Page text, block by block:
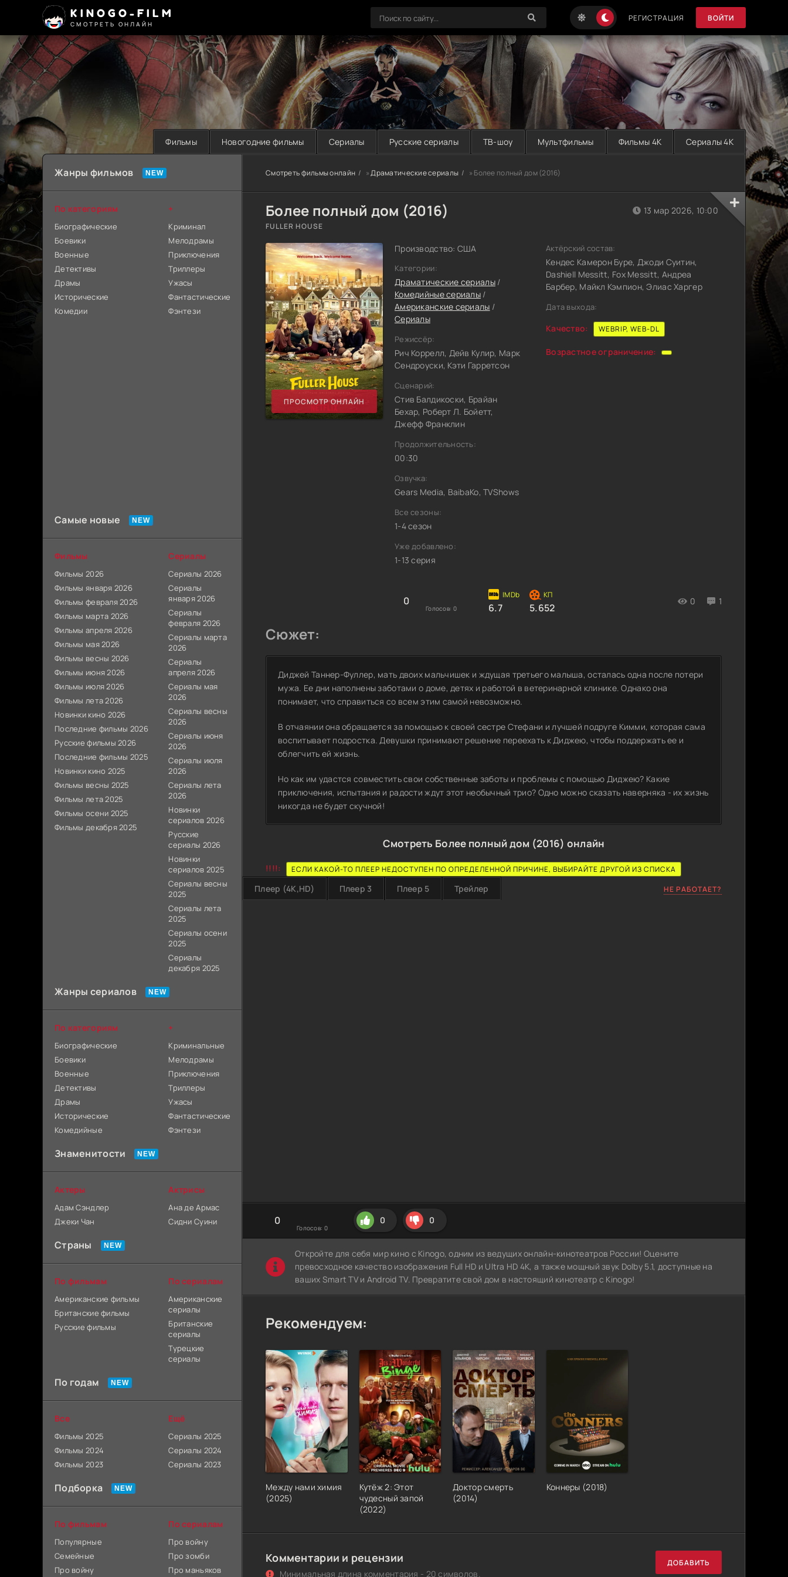
KINOGO-FILM
СМОТРЕТЬ ОНЛАЙН
РЕГИСТРАЦИЯ ВОЙТИ
Фильмы Новогодние фильмы Сериалы Русские сериалы ТВ-шоу Мультфильмы Фильмы 4K Сериалы 4K
Смотреть фильмы онлайн »Драматические сериалы » Более полный дом (2016)
Более полный дом (2016)
FULLER HOUSE
ПРОСМОТР ОНЛАЙН
Производство: США
Категории:
Драматические сериалы/
Комедийные сериалы /
Американские сериалы /
Сериалы
Режиссёр:
Рич Коррелл, Дейв Кулир, Марк
Сендроуски, Кэти Гарретсон
Сценарий:
Стив Балдикоски, Брайан
Бехар, Роберт Л. Бойетт,
Джефф Франклин
Продолжительность:
00:30
Озвучка:
Gears Media, BaibaKo, TVShows
Все сезоны:
1-4 сезон
Уже добавлено:
1-13 серия
0
Голосов: 0 6.7 5.652
0 1
13 мар 2026, 10:00
Актёрский состав:
Кендес Камерон Буре, Джоди Суитин,
Dashiell Messitt, Fox Messitt, Андреа
Барбер, Майкл Кэмпион, Элиас Харгер
Дата выхода:
Качество: WEBRIP, WEB-DL
Возрастное ограничение:
Сюжет:
Диджей Таннер-Фуллер, мать двоих мальчишек и ждущая третьего малыша, осталась одна после потери
мужа. Ее дни наполнены заботами о доме, детях и работой в ветеринарной клинике. Однако она
понимает, что справиться со всем этим самой невозможно.
В отчаянии она обращается за помощью к своей сестре Стефани и лучшей подруге Кимми, которая сама
воспитывает подростка. Девушки принимают решение переехать к Диджею, чтобы поддержать ее и
облегчить ей жизнь.
Но как им удастся совместить свои собственные заботы и проблемы с помощью Диджею? Какие
приключения, испытания и радости ждут этот необычный трио? Одно можно сказать наверняка - их жизнь
никогда не будет скучной!
Смотреть Более полный дом (2016) онлайн
!!!!: ЕСЛИ КАКОЙ-ТО ПЛЕЕР НЕДОСТУПЕН ПО ОПРЕДЕЛЕННОЙ ПРИЧИНЕ, ВЫБИРАЙТЕ ДРУГОЙ ИЗ СПИСКА
Плеер (4K,HD) Плеер 3 Плеер 5 Трейлер НЕ РАБОТАЕТ?
0
Голосов: 0
0 0
Откройте для себя мир кино с Kinogo, одним из ведущих онлайн-кинотеатров России! Оцените
превосходное качество изображения Full HD и Ultra HD 4K, а также мощный звук Dolby 5.1, доступные на
ваших Smart TV и Android TV. Превратите свой дом в настоящий кинотеатр с Kinogo!
Рекомендуем:
Между нами химия
(2025)
Кутёж 2: Этот
чудесный запой
(2022)
Доктор смерть
(2014)
Коннеры (2018)
Комментарии и рецензии
Минимальная длина комментария - 20 символов.
ДОБАВИТЬ
Жанры фильмов
По категориям
Биографические
Боевики
Военные
Детективы
Драмы
Исторические
Комедии
+
Криминал
Мелодрамы
Приключения
Триллеры
Ужасы
Фантастические
Фэнтези
Самые новые
Фильмы
Фильмы 2026
Фильмы января 2026
Фильмы февраля 2026
Фильмы марта 2026
Фильмы апреля 2026
Фильмы мая 2026
Фильмы весны 2026
Фильмы июня 2026
Фильмы июля 2026
Фильмы лета 2026
Новинки кино 2026
Последние фильмы 2026
Русские фильмы 2026
Последние фильмы 2025
Новинки кино 2025
Фильмы весны 2025
Фильмы лета 2025
Фильмы осени 2025
Фильмы декабря 2025
Сериалы
Сериалы 2026
Сериалы
января 2026
Сериалы
февраля 2026
Сериалы марта
2026
Сериалы
апреля 2026
Сериалы мая
2026
Сериалы весны
2026
Сериалы июня
2026
Сериалы июля
2026
Сериалы лета
2026
Новинки
сериалов 2026
Русские
сериалы 2026
Новинки
сериалов 2025
Сериалы весны
2025
Сериалы лета
2025
Сериалы осени
2025
Сериалы
декабря 2025
Жанры сериалов
По категориям
Биографические
Боевики
Военные
Детективы
Драмы
Исторические
Комедийные
+
Криминальные
Мелодрамы
Приключения
Триллеры
Ужасы
Фантастические
Фэнтези
Знаменитости
Актеры
Адам Сэндлер
Джеки Чан
Актрисы
Ана де Армас
Сидни Суини
Страны
По фильмам
Американские фильмы
Британские фильмы
Русские фильмы
По сериалам
Американские
сериалы
Британские
сериалы
Турецкие
сериалы
По годам
Все
Фильмы 2025
Фильмы 2024
Фильмы 2023
Ещё
Сериалы 2025
Сериалы 2024
Сериалы 2023
Подборка
По фильмам
Популярные
Семейные
Про войну
По сериалам
Про войну
Про зомби
Про маньяков